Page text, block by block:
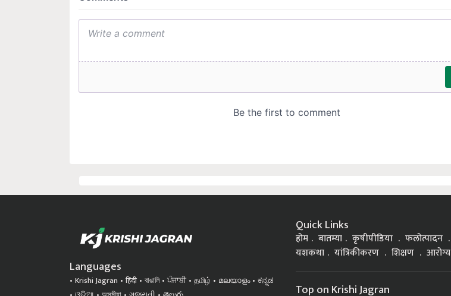
Languages
Krishi Jagran हिंदी বাঙালি ਪੰਜਾਬੀ தமிழ் മലയാളം
ಕನ್ನಡ
ଓଡିଆ
অসমীয়া ગુજરાતી తెలుగు
Quick Links
होम बातम्या कृषीपीडिया फलोत्पादन
यशकथा
यांत्रिकीकरण शिक्षण आरोग्य
Top on Krishi Jagran